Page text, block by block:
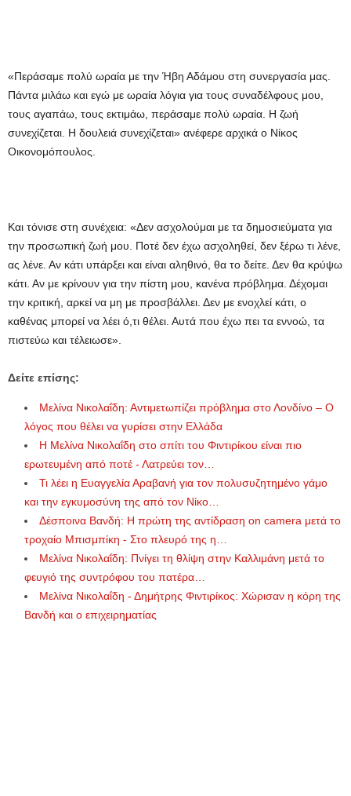
«Περάσαμε πολύ ωραία με την Ήβη Αδάμου στη συνεργασία μας.
Πάντα μιλάω και εγώ με ωραία λόγια για τους συναδέλφους μου,
τους αγαπάω, τους εκτιμάω, περάσαμε πολύ ωραία. Η ζωή
συνεχίζεται. Η δουλειά συνεχίζεται» ανέφερε αρχικά ο Νίκος
Οικονομόπουλος.
Και τόνισε στη συνέχεια: «Δεν ασχολούμαι με τα δημοσιεύματα για
την προσωπική ζωή μου. Ποτέ δεν έχω ασχοληθεί, δεν ξέρω τι λένε,
ας λένε. Αν κάτι υπάρξει και είναι αληθινό, θα το δείτε. Δεν θα κρύψω
κάτι. Αν με κρίνουν για την πίστη μου, κανένα πρόβλημα. Δέχομαι
την κριτική, αρκεί να μη με προσβάλλει. Δεν με ενοχλεί κάτι, ο
καθένας μπορεί να λέει ό,τι θέλει. Αυτά που έχω πει τα εννοώ, τα
πιστεύω και τέλειωσε».
Δείτε επίσης:
Μελίνα Νικολαΐδη: Αντιμετωπίζει πρόβλημα στο Λονδίνο – Ο
λόγος που θέλει να γυρίσει στην Ελλάδα
Η Μελίνα Νικολαΐδη στο σπίτι του Φιντιρίκου είναι πιο
ερωτευμένη από ποτέ - Λατρεύει τον…
Τι λέει η Ευαγγελία Αραβανή για τον πολυσυζητημένο γάμο
και την εγκυμοσύνη της από τον Νίκο…
Δέσποινα Βανδή: Η πρώτη της αντίδραση on camera μετά το
τροχαίο Μπισμπίκη - Στο πλευρό της η…
Μελίνα Νικολαΐδη: Πνίγει τη θλίψη στην Καλλιμάνη μετά το
φευγιό της συντρόφου του πατέρα…
Μελίνα Νικολαΐδη - Δημήτρης Φιντιρίκος: Χώρισαν η κόρη της
Βανδή και ο επιχειρηματίας